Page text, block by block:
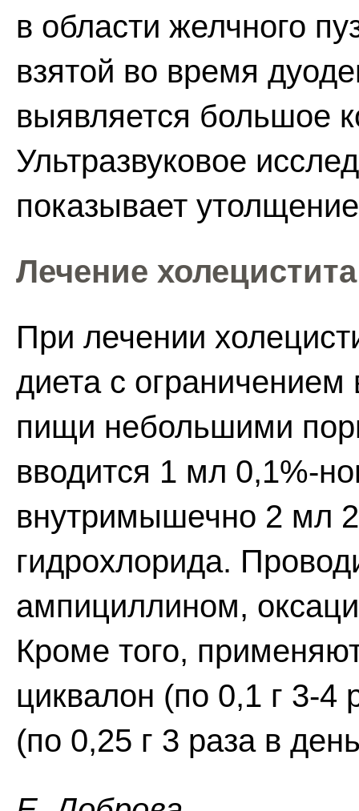
в области желчного
взятой во время
выявляется большое
Ультразвуковое
показывает
Лечение холецистита
При лечении
диета с
пищи небольшими
вводится 1 мл 0,1%-
внутримышечно 2 мл
гидрохлорида.
ампициллином,
Кроме того,
циквалон (по 0,1 г 3-
(по 0,25 г 3 раза в